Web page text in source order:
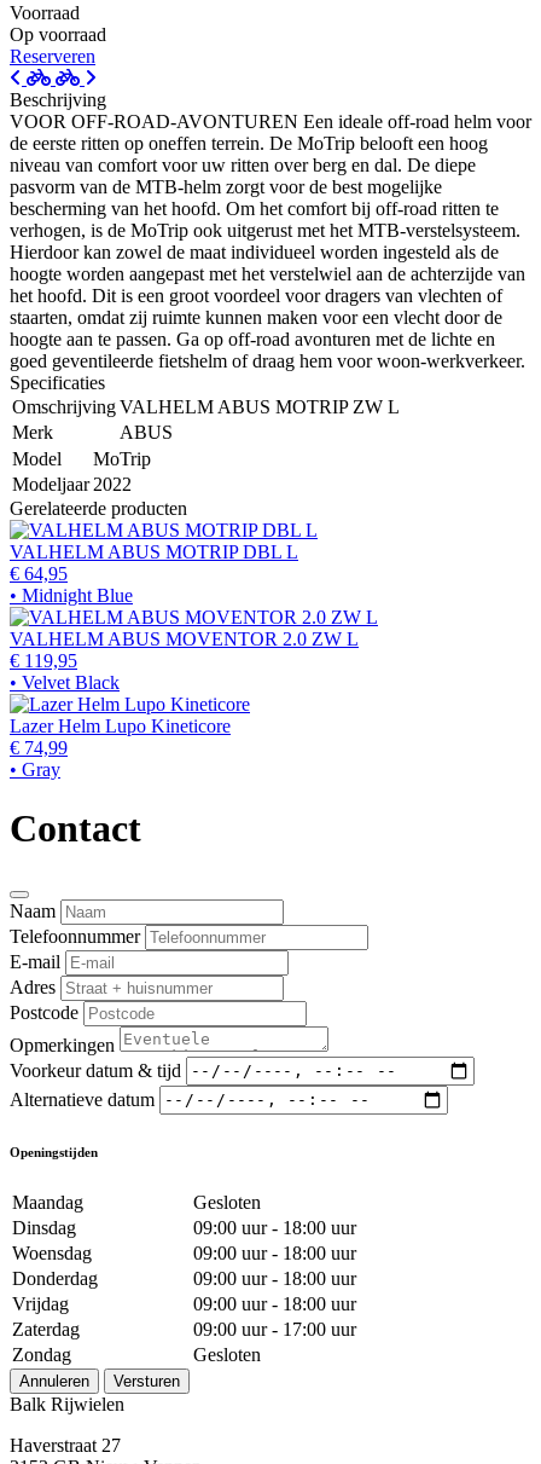
Voorraad
Op voorraad
Reserveren
Beschrijving
VOOR OFF-ROAD-AVONTUREN Een ideale off-road helm voor
de eerste ritten op oneffen terrein. De MoTrip belooft een hoog
niveau van comfort voor uw ritten over berg en dal. De diepe
pasvorm van de MTB-helm zorgt voor de best mogelijke
bescherming van het hoofd. Om het comfort bij off-road ritten te
verhogen, is de MoTrip ook uitgerust met het MTB-verstelsysteem.
Hierdoor kan zowel de maat individueel worden ingesteld als de
hoogte worden aangepast met het verstelwiel aan de achterzijde van
het hoofd. Dit is een groot voordeel voor dragers van vlechten of
staarten, omdat zij ruimte kunnen maken voor een vlecht door de
hoogte aan te passen. Ga op off-road avonturen met de lichte en
goed geventileerde fietshelm of draag hem voor woon-werkverkeer.
Specificaties
OmschrijvingVALHELM ABUS MOTRIP ZW L
Merk
ABUS
Model
MoTrip
Modeljaar 2022
Gerelateerde producten
VALHELM ABUS MOTRIP DBL L
€ 64,95
• Midnight Blue
VALHELM ABUS MOVENTOR 2.0 ZW L
€ 119,95
• Velvet Black
Lazer Helm Lupo Kineticore
€ 74,99
• Gray
Contact
Naam
Telefoonnummer
E-mail
Adres
Postcode
Opmerkingen
Voorkeur datum & tijd
Alternatieve datum
Openingstijden
Maandag
Gesloten
Dinsdag
09:00 uur - 18:00 uur
Woensdag
09:00 uur - 18:00 uur
Donderdag
09:00 uur - 18:00 uur
Vrijdag
09:00 uur - 18:00 uur
Zaterdag
09:00 uur - 17:00 uur
Zondag
Gesloten
Annuleren Versturen
Balk Rijwielen
Haverstraat 27